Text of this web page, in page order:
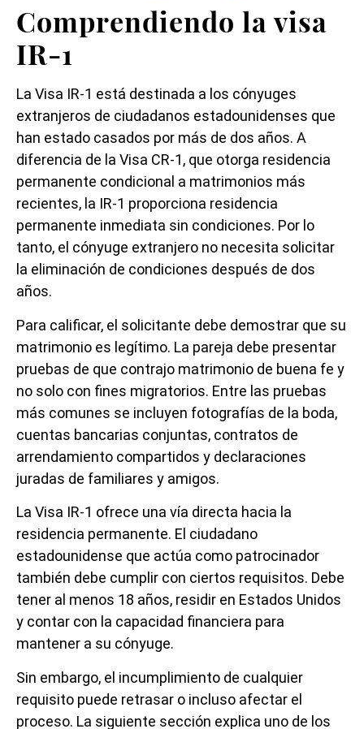
Comprendiendo la visa
IR-1
La Visa IR-1 está destinada a los cónyuges
extranjeros de ciudadanos estadounidenses que
han estado casados por más de dos años. A
diferencia de la Visa CR-1, que otorga residencia
permanente condicional a matrimonios más
recientes, la IR-1 proporciona residencia
permanente inmediata sin condiciones. Por lo
tanto, el cónyuge extranjero no necesita solicitar
la eliminación de condiciones después de dos
años.
Para calificar, el solicitante debe demostrar que su
matrimonio es legítimo. La pareja debe presentar
pruebas de que contrajo matrimonio de buena fe y
no solo con fines migratorios. Entre las pruebas
más comunes se incluyen fotografías de la boda,
cuentas bancarias conjuntas, contratos de
arrendamiento compartidos y declaraciones
juradas de familiares y amigos.
La Visa IR-1 ofrece una vía directa hacia la
residencia permanente. El ciudadano
estadounidense que actúa como patrocinador
también debe cumplir con ciertos requisitos. Debe
tener al menos 18 años, residir en Estados Unidos
y contar con la capacidad financiera para
mantener a su cónyuge.
Sin embargo, el incumplimiento de cualquier
requisito puede retrasar o incluso afectar el
proceso. La siguiente sección explica uno de los